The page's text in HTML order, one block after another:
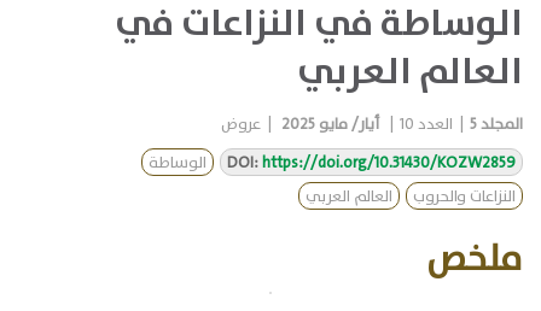
الوساطة في النزاعات في
العالم العربي
المجلد5 العدد10 أيار/ مايو 2025
عروض
DOI:https://doi.org/10.31430/KOZW2859
الوساطة
النزاعات والحروب
العالم العربي
ملخص